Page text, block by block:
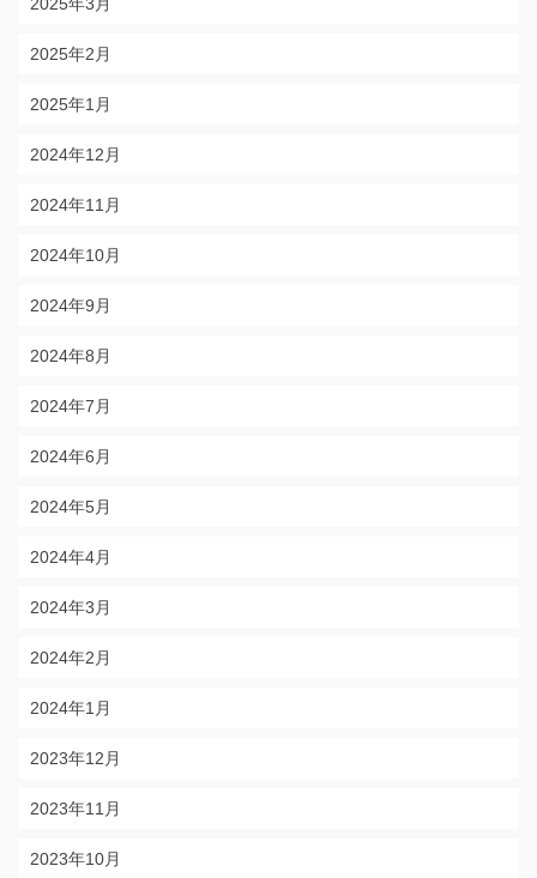
2025年2月
2025年1月
2024年12月
2024年11月
2024年10月
2024年9月
2024年8月
2024年7月
2024年6月
2024年5月
2024年4月
2024年3月
2024年2月
2024年1月
2023年12月
2023年11月
2023年10月